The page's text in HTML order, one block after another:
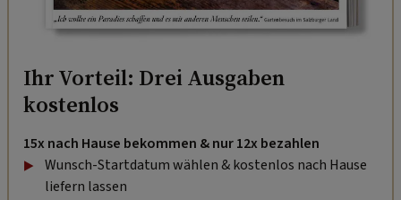
Ihr Vorteil: Drei Ausgaben
kostenlos
15x nach Hause bekommen & nur 12x bezahlen
Wunsch-Startdatum wählen & kostenlos nach Hause
liefern lassen